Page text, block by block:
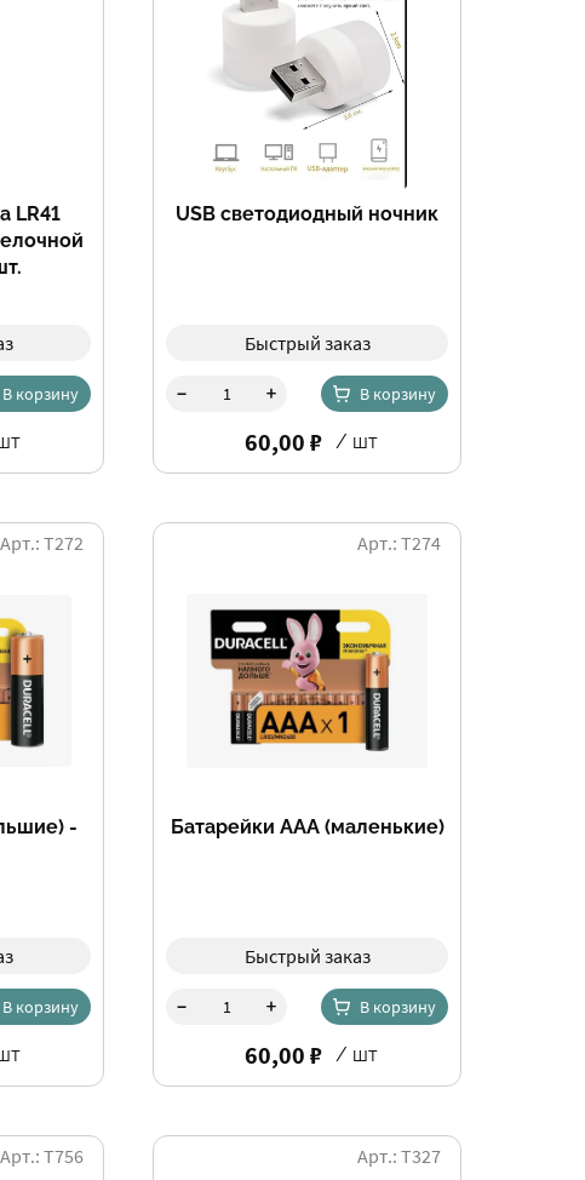
LR41
В корзину
USB светодиодный ночник
Быстрый заказ
- + В корзину
60,00 ₽ / шт
-
Арт.: Т272
В корзину
Батарейки ААА (маленькие)
Арт.: Т274
Быстрый заказ
- + В корзину
60,00 ₽ / шт
Арт.: Т756 Арт.: Т327